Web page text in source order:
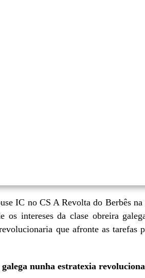
IC no CS A Revolta do Berbês
os intereses da clase obreira
que afronte as tarefas
nunha estratexia